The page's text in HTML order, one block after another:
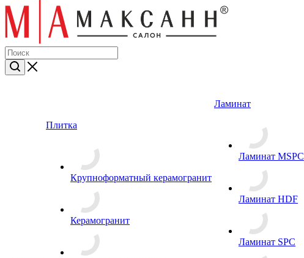
Плитка
Крупноформатный керамогранит
Керамогранит
Ламинат
Ламинат MSPC
Ламинат HDF
Ламинат SPC